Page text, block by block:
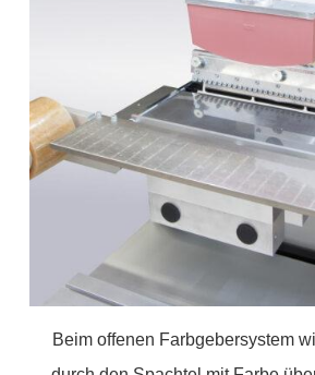
Beim offenen Farbgebersystem